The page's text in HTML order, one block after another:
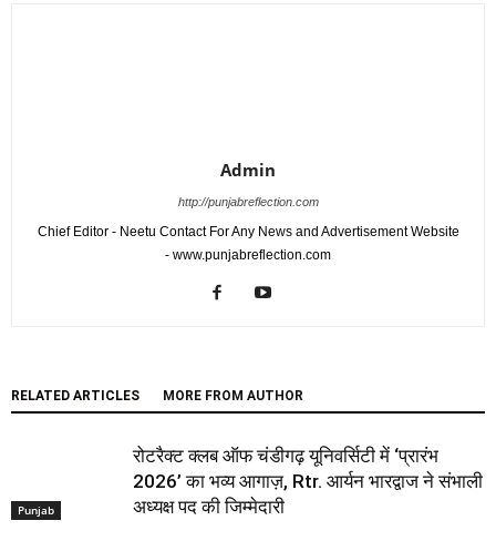
Admin
http://punjabreflection.com
Chief Editor - Neetu Contact For Any News and Advertisement Website
- www.punjabreflection.com
RELATED ARTICLES MORE FROM AUTHOR
Punjab
रोटरैक्ट क्लब ऑफ चंडीगढ़ यूनिवर्सिटी में ‘प्रारंभ
2026’ का भव्य आगाज़, Rtr. आर्यन भारद्वाज ने संभाली
अध्यक्ष पद की जिम्मेदारी